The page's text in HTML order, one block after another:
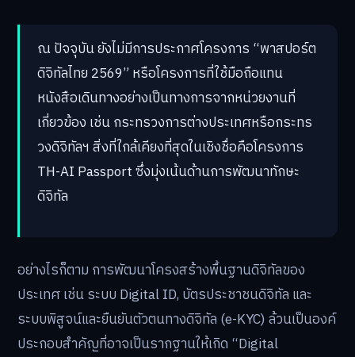
ณ ปัจจุบัน ยังไม่มีการประกาศโครงการ “พาสปอร์ต
ดิจิทัลไทย 2569” หรือโครงการที่ใช้มือถือแทน
หนังสือเดินทางอย่างเป็นทางการจากหน่วยงานที่
เกี่ยวข้อง เช่น กระทรวงการต่างประเทศหรือกระทร
วงดิจิทัลฯ สิ่งที่ใกล้เคียงที่สุดในเชิงชื่อคือโครงการ
TH-AI Passport ซึ่งมุ่งเน้นด้านการพัฒนาทักษะ
ดิจิทัล
อย่างไรก็ตาม การพัฒนาโครงสร้างพื้นฐานดิจิทัลของ
ประเทศ เช่น ระบบ Digital ID, บัตรประชาชนดิจิทัล และ
ระบบพิสูจน์และยืนยันตัวตนทางดิจิทัล (e-KYC) ล้วนเป็นองค์
ประกอบสำคัญที่อาจเป็นรากฐานให้เกิด “Digital